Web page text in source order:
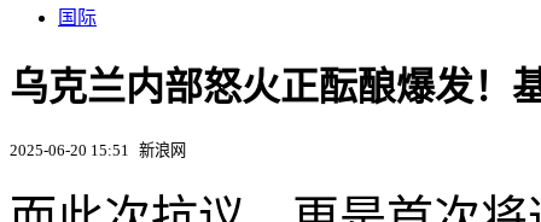
国际
乌克兰内部怒火正酝酿爆发！
2025-06-20 15:51 新浪网